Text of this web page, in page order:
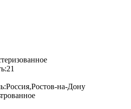
21
Россия,Ростов-на-Дону